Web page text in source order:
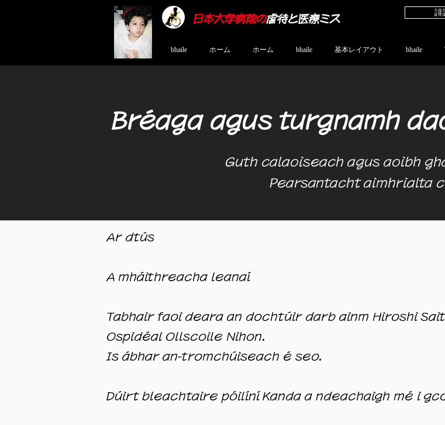
日本大学病院の虐待と医療ミス
誹
bhaile ホーム ホーム bhaile 基本レイアウト bhaile
Bréaga agus turgnamh
Guth calaoiseach agus aoibh
Pearsantacht aimhrialta
Ar dtús
A mháithreacha leanaí
Tabhair faoi deara an dochtúir darb ainm Hiroshi
Ospidéal Ollscoile Nihon.
Is ábhar an-tromchúiseach é seo.
Dúirt bleachtaire póilíní Kanda a ndeachaigh mé i